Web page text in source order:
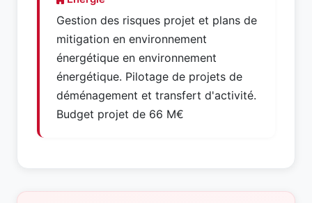
Gestion des risques projet et plans de
mitigation en environnement
énergétique en environnement
énergétique. Pilotage de projets de
déménagement et transfert d'activité.
Budget projet de 66 M€